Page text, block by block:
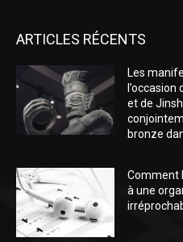
ARTICLES RÉCENTS
Les
et de
bronze
Comment
à une